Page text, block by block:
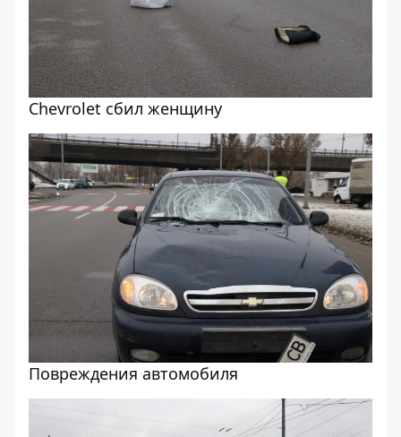
Chevrolet сбил женщину
Повреждения автомобиля